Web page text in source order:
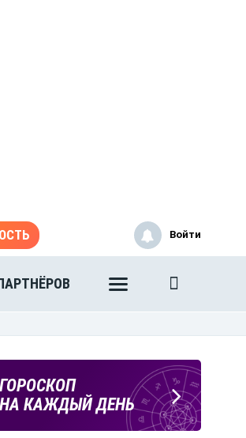
Войти
ПОГОДА
В КУРСКЕ
ГОРОСКОП
НА КАЖДЫЙ ДЕНЬ